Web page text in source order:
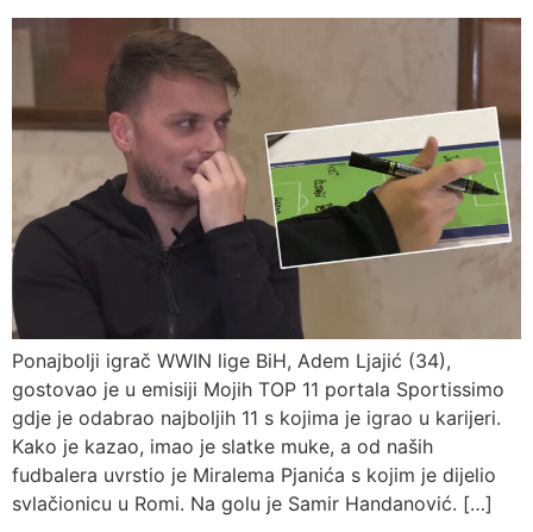
Ponajbolji igrač WWIN lige BiH, Adem Ljajić (34),
gostovao je u emisiji Mojih TOP 11 portala Sportissimo
gdje je odabrao najboljih 11 s kojima je igrao u karijeri.
Kako je kazao, imao je slatke muke, a od naših
fudbalera uvrstio je Miralema Pjanića s kojim je dijelio
svlačionicu u Romi. Na golu je Samir Handanović. […]